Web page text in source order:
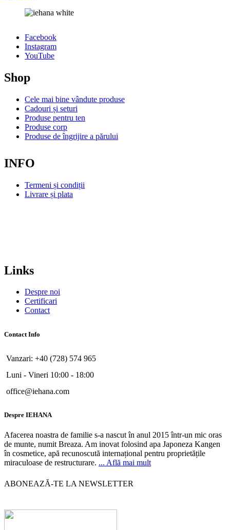
Facebook
Instagram
YouTube
Shop
Cele mai bine vândute produse
Cadouri și seturi
Produse pentru ten
Produse corp
Produse de îngrijire a părului
INFO
Termeni și condiții
Livrare și plata
Links
Despre noi
Certificari
Contact
Contact Info
Vanzari: +40 (728) 574 965
Luni - Vineri 10:00 - 18:00
office@iehana.com
Despre IEHANA
Afacerea noastra de familie s-a nascut în anul 2015 într-un mic oras
de munte, numit Breaza. Am inovat folosind apa Japoneza Kangen
în cosmetice, apă recunoscută internațional pentru proprietățile
miraculoase de restructurare. ... Află mai mult
ABONEAZĂ-TE LA NEWSLETTER